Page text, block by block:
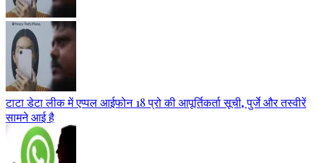
टाटा डेटा लीक में एप्पल आईफोन 18 प्रो की आपूर्तिकर्ता सूची, पुर्जे और तस्वीरें
सामने आई है